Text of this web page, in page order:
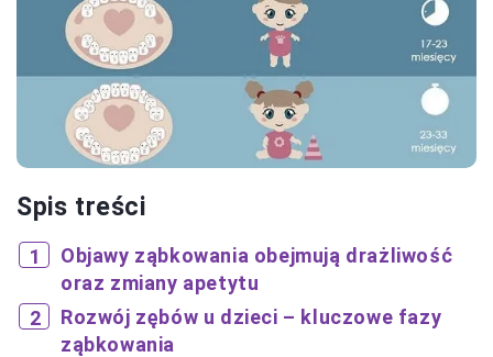
Spis treści
Objawy ząbkowania obejmują drażliwość
oraz zmiany apetytu
Rozwój zębów u dzieci – kluczowe fazy
ząbkowania